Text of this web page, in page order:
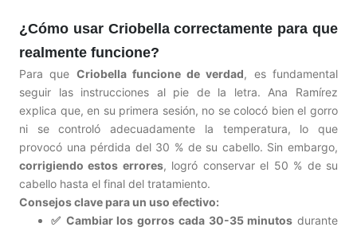
¿Cómo usar Criobella correctamente para que
realmente funcione?
Para que Criobella funcione de verdad, es fundamental
seguir las instrucciones al pie de la letra. Ana Ramírez
explica que, en su primera sesión, no se colocó bien el gorro
ni se controló adecuadamente la temperatura, lo que
provocó una pérdida del 30 % de su cabello. Sin embargo,
corrigiendo estos errores, logró conservar el 50 % de su
cabello hasta el final del tratamiento.
Consejos clave para un uso efectivo:
✅ Cambiar los gorros cada 30-35 minutos durante